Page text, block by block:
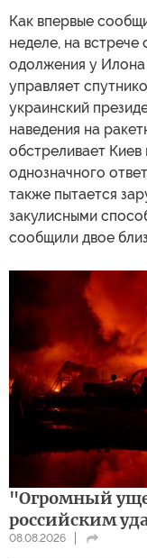
Как впервые
неделе, на
одолжения у
управляет
украинский
наведения на
обстреливает
однозначного
также пытается
закулисными
сообщили двое
"Огромный
российским
08.08.2026